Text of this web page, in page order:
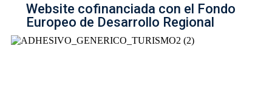
Website cofinanciada con el Fondo
Europeo de Desarrollo Regional